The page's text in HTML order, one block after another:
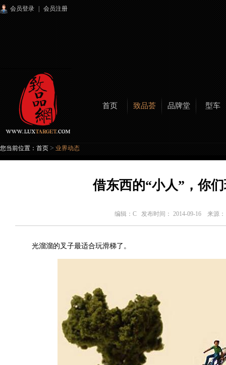
会员登录 会员注册
首页 致品荟 品牌堂 型车
您当前位置： 首页 > 业界动态
借东西的“小人”，你
编辑： C 发布时间： 2014-09-16 来源
光溜溜的叉子最适合玩滑梯了。